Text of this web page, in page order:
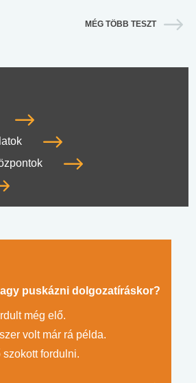
MÉG TÖBB TESZT
puskázni dolgozatíráskor?
még elő.
volt már rá példa.
fordulni.